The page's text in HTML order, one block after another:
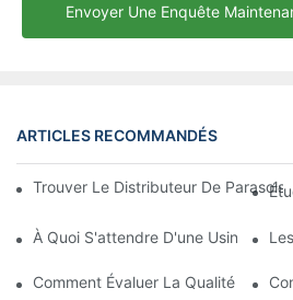
Envoyer Une Enquête
ARTICLES RECOMMANDÉS
Trouver Le Distributeur De
À Quoi S'attendre D'une Usine De
Comment Évaluer La Qualité D'une